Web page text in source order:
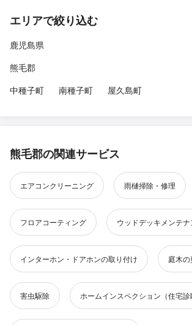
エリアで絞り込む
鹿児島県
熊毛郡
中種子町
南種子町 屋久島町
熊毛郡の関連サービス
エアコンクリーニング 雨樋掃除・修理
フロアコーティング ウッドデッキメンテナ
インターホン・ドアホンの取り付け 庭木の
害虫駆除 ホームインスペクション（住宅診